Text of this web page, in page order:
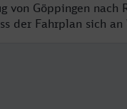
von Göppingen
der Fahrplan sich